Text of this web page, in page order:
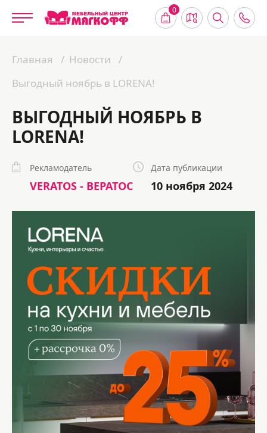
0
Главная
Новости
Выгодный ноябрь в LORENA!
ВЫГОДНЫЙ НОЯБРЬ В
LORENA!
Рекламодатель
VERATOS - ВЕРАТОС
Дата публикации
10 ноября 2024